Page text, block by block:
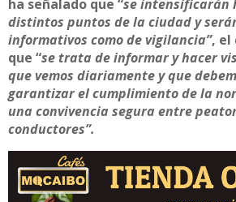
ha señalado que “se intensificarán
distintos puntos de la ciudad y
informativos como de vigilancia”, el
que “se trata de informar y hacer
que vemos diariamente y que
garantizar el cumplimiento de la
una convivencia segura entre
conductores”.